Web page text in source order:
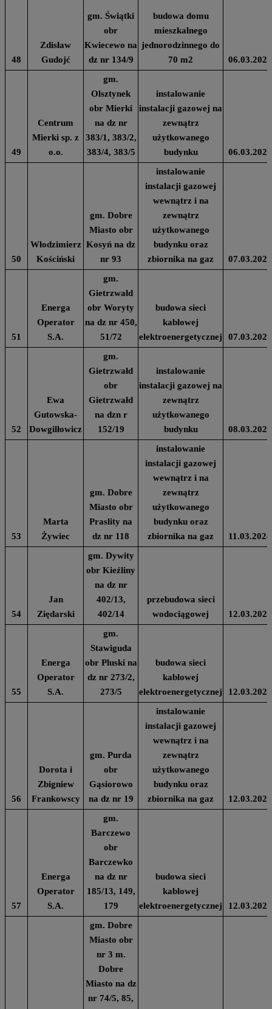
48
Zdisław
Gudojć
gm. Świątki
obr
Kwiecewo na
dz nr 134/9
budowa domu
mieszkalnego
jednorodzinnego do
70 m2
06.03.2024
49
Centrum
Mierki sp. z
o.o.
gm.
Olsztynek
obr Mierki
na dz nr
383/1, 383/2,
383/4, 383/5
instalowanie
instalacji gazowej na
zewnątrz
użytkowanego
budynku
06.03.2024
50
Włodzimierz
Kościński
gm. Dobre
Miasto obr
Kosyń na dz
nr 93
instalowanie
instalacji gazowej
wewnątrz i na
zewnątrz
użytkowanego
budynku oraz
zbiornika na gaz
07.03.2024
51
Energa
Operator
S.A.
gm.
Gietrzwałd
obr Woryty
na dz nr 450,
51/72
budowa sieci
kablowej
elektroenergetycznej
07.03.2024
52
Ewa
Gutowska-
Dowgilłowicz
gm.
Gietrzwałd
obr
Gietrzwałd
na dzn r
152/19
instalowanie
instalacji gazowej na
zewnątrz
użytkowanego
budynku
08.03.2024
53
Marta
Żywiec
gm. Dobre
Miasto obr
Praslity na
dz nr 118
instalowanie
instalacji gazowej
wewnątrz i na
zewnątrz
użytkowanego
budynku oraz
zbiornika na gaz
11.03.2024
54
Jan
Ziędarski
gm. Dywity
obr Kieźliny
na dz nr
402/13,
402/14
przebudowa sieci
wodociągowej
12.03.2024
55
Energa
Operator
S.A.
gm.
Stawiguda
obr Pluski na
dz nr 273/2,
273/5
budowa sieci
kablowej
elektroenergetycznej
12.03.2024
56
Dorota i
Zbigniew
Frankowscy
gm. Purda
obr
Gąsiorowo
na dz nr 19
instalowanie
instalacji gazowej
wewnątrz i na
zewnątrz
użytkowanego
budynku oraz
zbiornika na gaz
12.03.2024
57
Energa
Operator
S.A.
gm.
Barczewo
obr
Barczewko
na dz nr
185/13, 149,
179
budowa sieci
kablowej
elektroenergetycznej
12.03.2024
gm. Dobre
Miasto obr
nr 3 m.
Dobre
Miasto na dz
nr 74/5, 85,